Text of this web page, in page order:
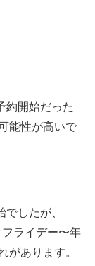
約開始だった
能性が高いで
したが、
ライデー〜年
があります。